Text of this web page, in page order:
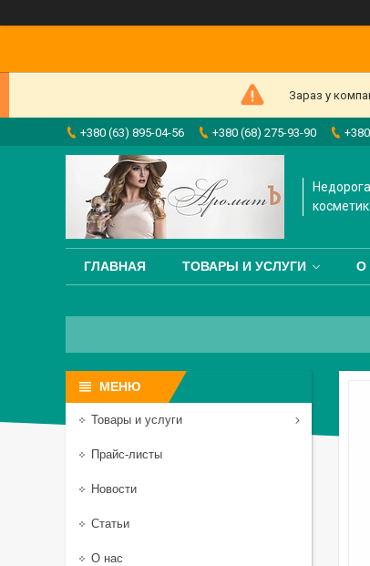
Зараз у
+380 (63) 895-04-56 +380 (68) 275-93-90
ГЛАВНАЯ ТОВАРЫ И УСЛУГИ О
Товары и услуги
Прайс-листы
Новости
Статьи
О нас